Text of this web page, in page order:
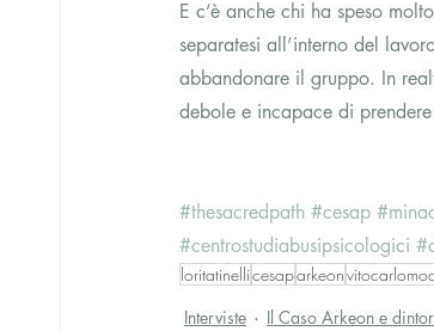
E c’è anche chi ha speso
separatesi all’interno del
abbandonare il gruppo. In
debole e incapace di
#thesacredpath #cesap
#centrostudiabusipsicologici
loritatinellicesaparkeon
Interviste
Il Caso Arkeon e